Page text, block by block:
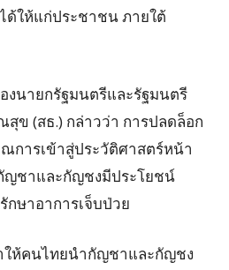
ด้ให้แก่ประชาชน ภายใต้
นายกรัฐมนตรีและรัฐมนตรี
สุข (สธ.) กล่าวว่า การปลดล็อก
การเข้าสู่ประวัติศาสตร์หน้า
ญชาและกัญชงมีประโยชน์
ษาอาการเจ็บป่วย
ให้คนไทยนำกัญชาและกัญชง